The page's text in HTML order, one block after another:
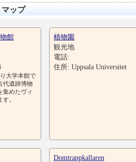
マップ
館
大学本館で
代遺跡博物
集めたヴィ
。
植物園
観光地
電話:
住所: Uppsala Universitet
Domtrappkallaren